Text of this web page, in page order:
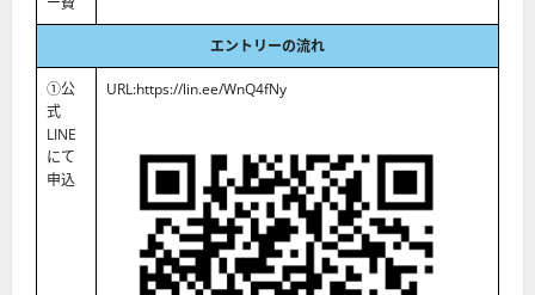
エントリーの流れ
①公
式
LINE
にて
申込
URL:https://lin.ee/WnQ4fNy